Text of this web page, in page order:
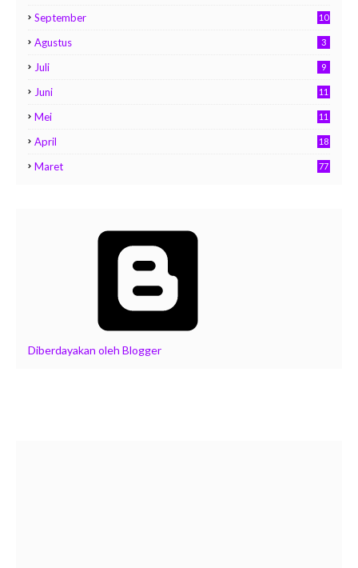
September 10
Agustus 3
Juli 9
Juni 11
Mei 11
April 18
Maret 77
Diberdayakan oleh Blogger